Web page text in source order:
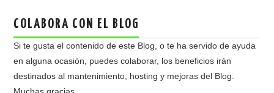
COLABORA CON EL BLOG
Si te gusta el contenido de este Blog, o te ha servido de ayuda
en alguna ocasión, puedes colaborar, los beneficios irán
destinados al mantenimiento, hosting y mejoras del Blog.